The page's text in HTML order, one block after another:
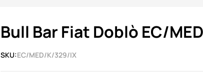
Bull Bar Fiat Doblò EC/
SKU:EC/MED/K/329/IX